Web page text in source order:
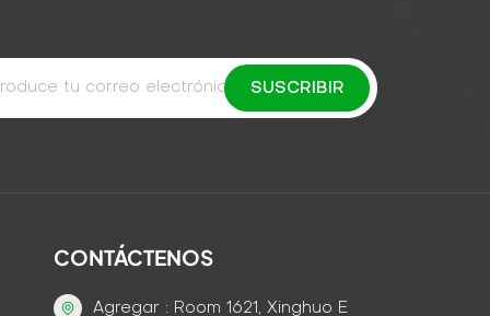
CONTÁCTENOS
Agregar : Room 1621, Xinghuo E